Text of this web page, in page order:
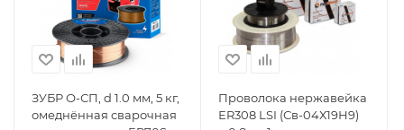
ЗУБР О-СП, d 1.0 мм, 5 кг,
омеднённая сварочная
Проволока нержавейка
ЕR308 LSI (Св-04Х19Н9)